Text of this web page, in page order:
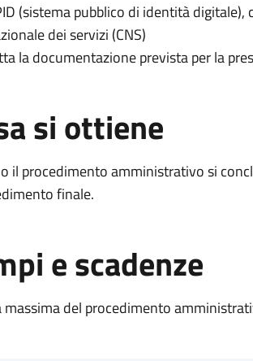
(sistema pubblico di identità digitale),
dei servizi (CNS)
la documentazione prevista per la
si ottiene
il procedimento amministrativo si
finale.
e scadenze
massima del procedimento